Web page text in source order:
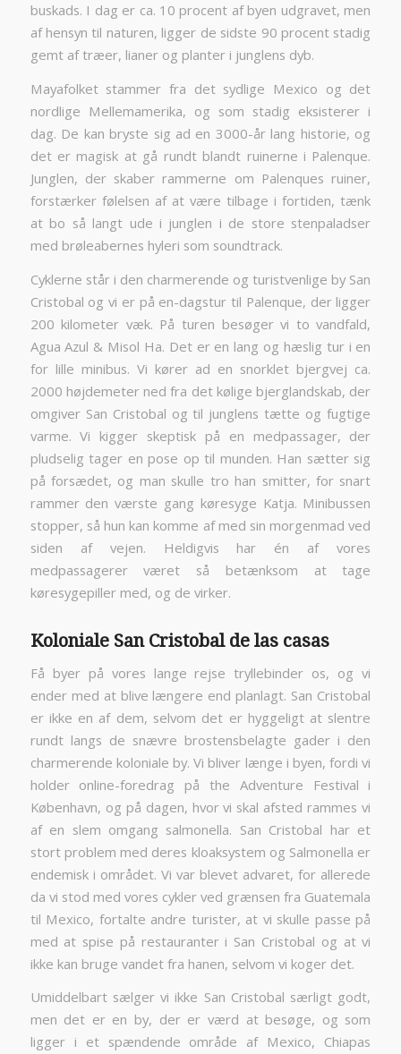
buskads. I dag er ca. 10 procent af byen udgravet, men
af hensyn til naturen, ligger de sidste 90 procent stadig
gemt af træer, lianer og planter i junglens dyb.
Mayafolket stammer fra det sydlige Mexico og det
nordlige Mellemamerika, og som stadig eksisterer i
dag. De kan bryste sig ad en 3000-år lang historie, og
det er magisk at gå rundt blandt ruinerne i Palenque.
Junglen, der skaber rammerne om Palenques ruiner,
forstærker følelsen af at være tilbage i fortiden, tænk
at bo så langt ude i junglen i de store stenpaladser
med brøleabernes hyleri som soundtrack.
Cyklerne står i den charmerende og turistvenlige by San
Cristobal og vi er på en-dagstur til Palenque, der ligger
200 kilometer væk. På turen besøger vi to vandfald,
Agua Azul & Misol Ha. Det er en lang og hæslig tur i en
for lille minibus. Vi kører ad en snorklet bjergvej ca.
2000 højdemeter ned fra det kølige bjerglandskab, der
omgiver San Cristobal og til junglens tætte og fugtige
varme. Vi kigger skeptisk på en medpassager, der
pludselig tager en pose op til munden. Han sætter sig
på forsædet, og man skulle tro han smitter, for snart
rammer den værste gang køresyge Katja. Minibussen
stopper, så hun kan komme af med sin morgenmad ved
siden af vejen. Heldigvis har én af vores
medpassagerer været så betænksom at tage
køresygepiller med, og de virker.
Koloniale San Cristobal de las casas
Få byer på vores lange rejse tryllebinder os, og vi
ender med at blive længere end planlagt. San Cristobal
er ikke en af dem, selvom det er hyggeligt at slentre
rundt langs de snævre brostensbelagte gader i den
charmerende koloniale by. Vi bliver længe i byen, fordi vi
holder online-foredrag på the Adventure Festival i
København, og på dagen, hvor vi skal afsted rammes vi
af en slem omgang salmonella. San Cristobal har et
stort problem med deres kloaksystem og Salmonella er
endemisk i området. Vi var blevet advaret, for allerede
da vi stod med vores cykler ved grænsen fra Guatemala
til Mexico, fortalte andre turister, at vi skulle passe på
med at spise på restauranter i San Cristobal og at vi
ikke kan bruge vandet fra hanen, selvom vi koger det.
Umiddelbart sælger vi ikke San Cristobal særligt godt,
men det er en by, der er værd at besøge, og som
ligger i et spændende område af Mexico, Chiapas